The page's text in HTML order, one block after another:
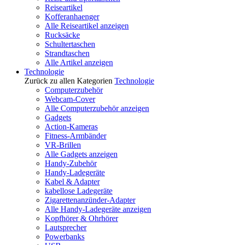
Reiseartikel
Kofferanhaenger
Alle Reiseartikel anzeigen
Rucksäcke
Schultertaschen
Strandtaschen
Alle Artikel anzeigen
Technologie
Zurück zu allen Kategorien Technologie
Computerzubehör
Webcam-Cover
Alle Computerzubehör anzeigen
Gadgets
Action-Kameras
Fitness-Armbänder
VR-Brillen
Alle Gadgets anzeigen
Handy-Zubehör
Handy-Ladegeräte
Kabel & Adapter
kabellose Ladegeräte
Zigarettenanzünder-Adapter
Alle Handy-Ladegeräte anzeigen
Kopfhörer & Ohrhörer
Lautsprecher
Powerbanks